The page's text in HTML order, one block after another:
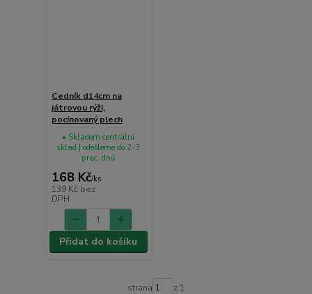
Cedník d14cm na
játrovou rýži,
pocínovaný plech
168 Kč/ks
139 Kč bez
DPH
• Skladem centrální
sklad | odešleme do 2-3
prac. dnů
Přidat do košíku
strana z 1